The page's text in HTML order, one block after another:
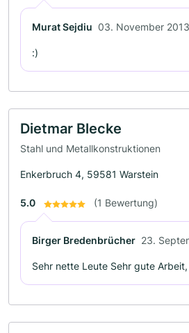
Murat Sejdiu 03. November 2013
:)
Dietmar Blecke
Stahl und Metallkonstruktionen
Enkerbruch 4, 59581 Warstein
5.0 (1 Bewertung)
Birger Bredenbrücher 23.
Sehr nette Leute Sehr gute